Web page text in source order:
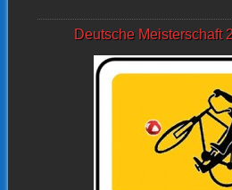
Deutsche Meisterschaft